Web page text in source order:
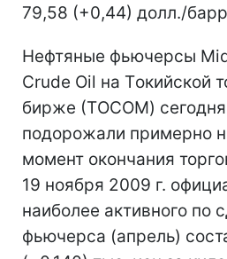
79,58 (+0,44) долл./
Нефтяные фьючерсы
Crude Oil на Tокийской
бирже (ТOCOM)
подорожали примерно
момент окончания
19 ноября 2009 г.
наиболее активного по
фьючерса (апрель)